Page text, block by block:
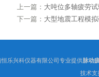
上一篇： 大吨位多轴疲劳
下一篇： 大型地震工程模
恒乐兴科仪器有限公司专业提供脉动
技术支